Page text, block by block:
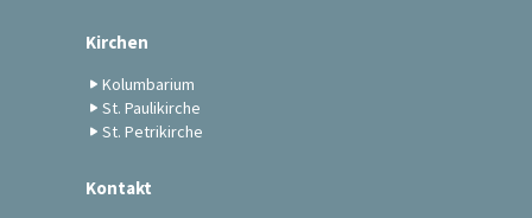
Kirchen
Kolumbarium
St. Paulikirche
St. Petrikirche
Kontakt